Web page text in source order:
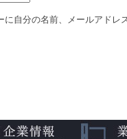
自分の名前、メールアドレ